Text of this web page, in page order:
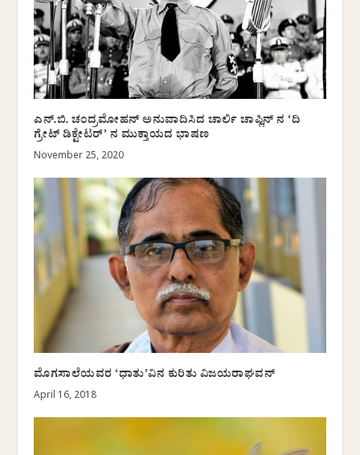
ಎನ್.ಬಿ. ಚಂದ್ರಮೋಹನ್‌ ಅನುವಾದಿಸಿದ ಚಾರ್ಲಿ ಚಾಪ್ಲಿನ್ ನ ‘ದಿ
ಗ್ರೇಟ್ ಡಿಕ್ಟೇಟರ್’ ನ ಮುಕ್ತಾಯದ ಭಾಷಣ
November 25, 2020
ಮೊಗಸಾಲೆಯವರ ‘ಧಾತು’ವಿನ ಕುರಿತು ವಿಜಯರಾಘವನ್
April 16, 2018